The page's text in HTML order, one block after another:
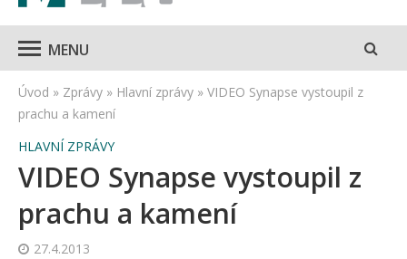
MENU
Úvod » Zprávy » Hlavní zprávy » VIDEO Synapse vystoupil z
prachu a kamení
HLAVNÍ ZPRÁVY
VIDEO Synapse vystoupil z
prachu a kamení
27.4.2013